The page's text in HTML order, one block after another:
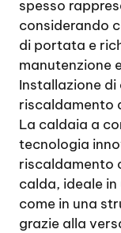
spesso
considerando
di portata e
manutenzione
Installazione
riscaldamento
La caldaia a
tecnologia
riscaldamento
calda, ideale
come in una
grazie alla